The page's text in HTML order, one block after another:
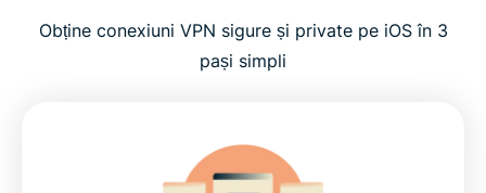
Obține conexiuni VPN sigure și private pe iOS în 3
pași simpli